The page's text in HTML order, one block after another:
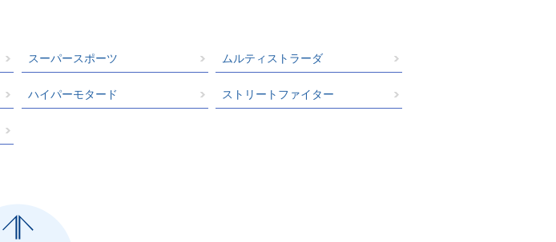
スーパースポーツ ムルティストラーダ
ハイパーモタード ストリートファイター